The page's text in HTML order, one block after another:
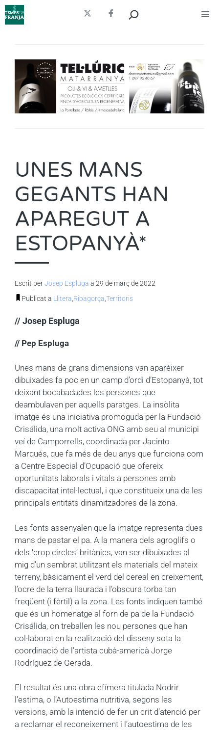
Vés
al
UNES MANS
GEGANTS HAN
APAREGUT A
ESTOPANYÀ*
Escrit perJosep Espluga a 29 de març de 2022
Publicat a Llitera Ribagorça Territoris
// Josep Espluga
// Pep Espluga
Unes mans de grans dimensions van aparèixer
dibuixades fa poc en un camp d’ordi d’Estopanyà, tot
deixant bocabadades les persones que
deambulaven per aquells paratges. La insòlita
imatge és una iniciativa promoguda per la Fundació
Crisálida, una molt activa ONG amb seu al municipi
veí de Camporrells, coordinada per Jacinto
Marqués, que fa més de deu anys que funciona com
a Centre Especial d’Ocupació que ofereix
oportunitats laborals i vitals a persones amb
discapacitat intel·lectual, i que constitueix una de les
principals entitats dinamitzadores de la zona.
Les fonts assenyalen que la imatge representa dues
mans de pastar el pa. A la manera dels agroglifs o
dels ‘crop circles’ britànics, van ser dibuixades al
mig d’un sembrat utilitzant els materials del mateix
terreny, bàsicament el verd del cereal en creixement,
l’ocre de la terra llaurada i l’obscura torba tan
freqüent (i fèrtil) a la zona. Les fonts indiquen també
que és un homenatge al forn de pa de la Fundació
Crisálida, on treballen les nou persones que han
col·laborat en la realització del disseny sota la
coordinació de l’artista cubà-americà Jorge
Rodríguez de Gerada.
El resultat és una obra efímera titulada Nodrir
l’estima, o l’Autoestima nutritiva, segons les
versions, amb la intenció de fer un crit d’atenció per
a reclamar el reconeixement i l’autoestima de les